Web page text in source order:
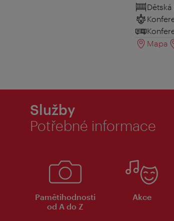
Mapa
Služby
Potřebné informace
Pamětihodnosti
od A do Z
Akce